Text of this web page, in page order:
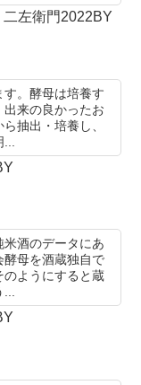
左衛門2022BY
。酵母は培養す
来の良かったお
抽出・培養し、
酒のデータにあ
酵母を酒蔵独自で
のようにすると蔵
...